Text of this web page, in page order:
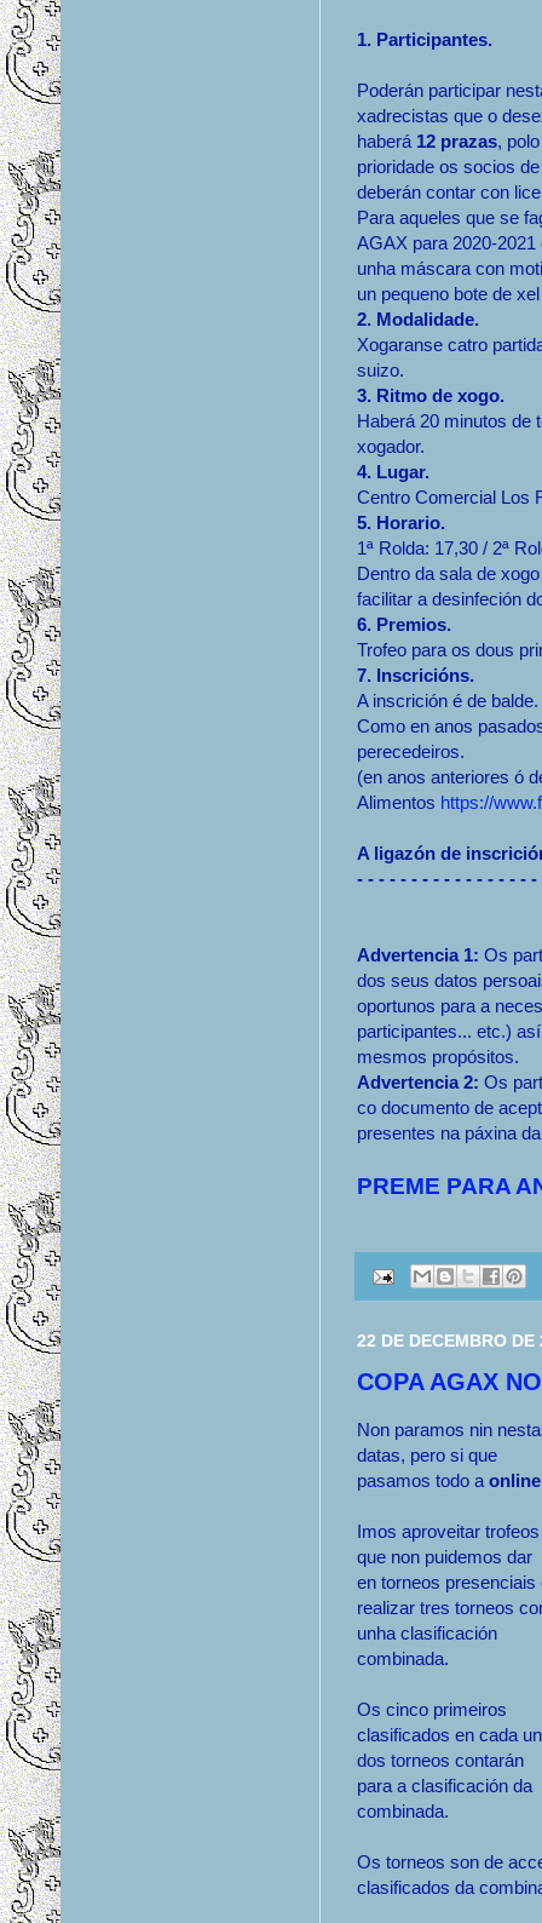
1. Participantes.
Poderán participar
xadrecistas que o
haberá 12 prazas,
prioridade os socios
deberán contar con
Para aqueles que se
AGAX para 2020-
unha máscara con
un pequeno bote de
2. Modalidade.
Xogaranse catro
suizo.
3. Ritmo de xogo.
Haberá 20 minutos de
xogador.
4. Lugar.
Centro Comercial Los
5. Horario.
1ª Rolda: 17,30 / 2ª
Dentro da sala de
facilitar a desinfeción
6. Premios.
Trofeo para os dous
7. Inscricións.
A inscrición é de balde.
Como en anos
perecedeiros.
(en anos anteriores ó
Alimentos https://
A ligazón de
- - - - - - - - - - - - - - - -
Advertencia 1: Os
dos seus datos
oportunos para a
participantes... etc.)
mesmos propósitos.
Advertencia 2: Os
co documento de
presentes na páxina
PREME PARA
22 DE DECEMBRO DE
COPA AGAX
Non paramos nin
datas, pero si que
pasamos todo a online
Imos aproveitar trofeos
que non puidemos dar
en torneos presenciais
realizar tres torneos
unha clasificación
combinada.
Os cinco primeiros
clasificados en cada un
dos torneos contarán
para a clasificación da
combinada.
Os torneos son de
clasificados da